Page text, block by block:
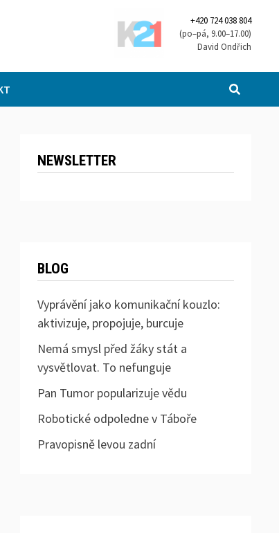
+420 724 038 804
(po–pá, 9.00–17.00)
David Ondřich
NEWSLETTER
BLOG
Vyprávění jako komunikační kouzlo:
aktivizuje, propojuje, burcuje
Nemá smysl před žáky stát a
vysvětlovat. To nefunguje
Pan Tumor popularizuje vědu
Robotické odpoledne v Táboře
Pravopisně levou zadní